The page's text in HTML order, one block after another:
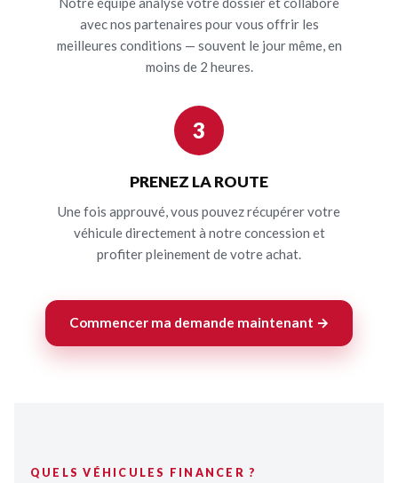
avec nos partenaires pour vous offrir les
meilleures conditions — souvent le jour même, en
moins de 2 heures.
3
PRENEZ LA ROUTE
Une fois approuvé, vous pouvez récupérer votre
véhicule directement à notre concession et
profiter pleinement de votre achat.
Commencer ma demande maintenant →
QUELS VÉHICULES FINANCER ?